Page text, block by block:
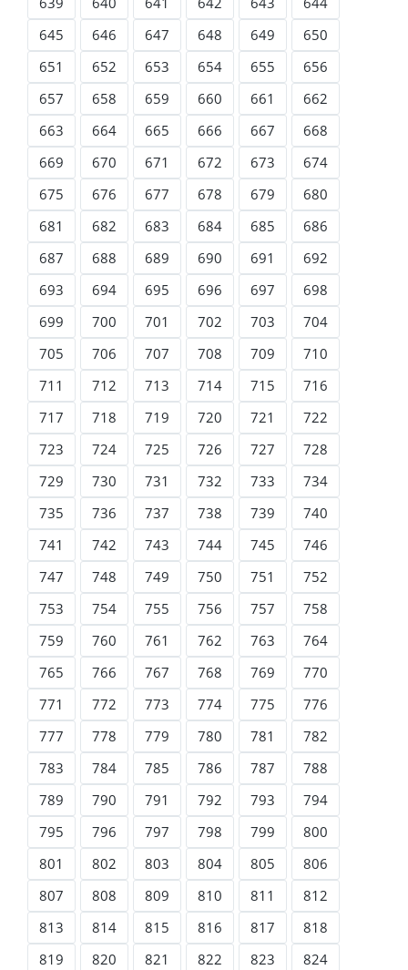
645
646 647 648 649
650
651
652 653 654 655
656
657
658 659 660 661
662
663
664 665 666 667
668
669
670 671 672 673
674
675
676 677 678 679
680
681
682 683 684 685
686
687
688 689 690 691
692
693
694 695 696 697
698
699
700 701 702 703
704
705
706 707 708 709
710
711
712 713 714 715
716
717
718 719 720 721
722
723
724 725 726 727
728
729
730 731 732 733
734
735
736 737 738 739
740
741
742 743 744 745
746
747
748 749 750 751
752
753
754 755 756 757
758
759
760 761 762 763
764
765
766 767 768 769
770
771
772 773 774 775
776
777
778 779 780 781
782
783
784 785 786 787
788
789
790 791 792 793
794
795
796 797 798 799
800
801
802 803 804 805
806
807
808 809 810 811
812
813
814 815 816 817
818
819
820 821 822 823
824